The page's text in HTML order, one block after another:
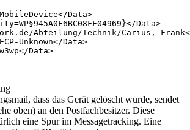
Data>
Data>
Abteilung/Technik/Carius,
Unknown</Data>
Data>
dass das Gerät gelöscht wurde, sendet
oben) an den Postfachbesitzer. Diese
eine Spur im Messagetracking. Eine